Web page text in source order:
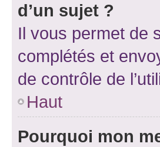
d’un sujet ?
Il vous permet de
complétés et
de contrôle de
Haut
Pourquoi mon